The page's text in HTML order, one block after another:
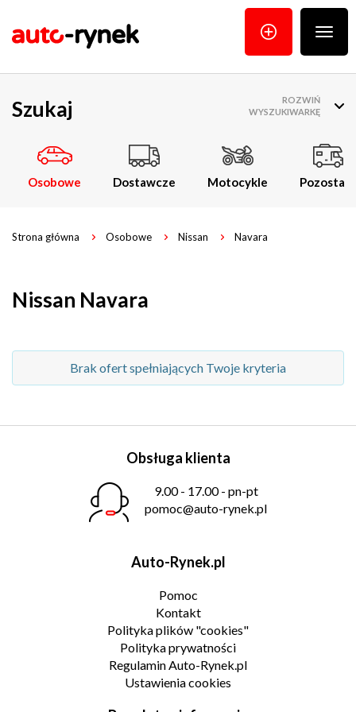
menu
Szukaj
Osobowe Dostawcze Motocykle Pozostałe
ROZWIŃ
WYSZUKIWARKĘ
Strona główna Osobowe Nissan Navara
Nissan Navara
Brak ofert spełniających Twoje kryteria
Obsługa klienta
9.00 - 17.00 - pn-pt
pomoc@auto-rynek.pl
Auto-Rynek.pl
Pomoc
Kontakt
Polityka plików "cookies"
Polityka prywatności
Regulamin Auto-Rynek.pl
Ustawienia cookies